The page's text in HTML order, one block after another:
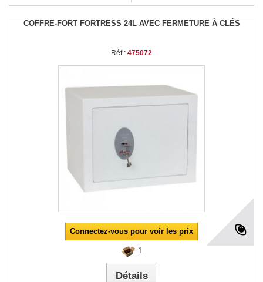
COFFRE-FORT FORTRESS 24L AVEC FERMETURE À CLÉS
Réf : 475072
Connectez-vous pour voir les prix
1
Détails